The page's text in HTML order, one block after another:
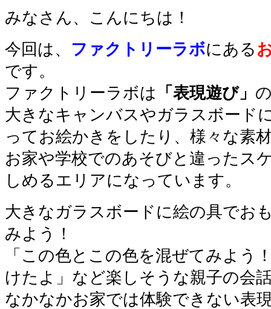
みなさん、こんにちは！
今回は、 ファクトリーラボにある
です。
ファクトリーラボは 「表現遊び」
大きなキャンバスやガラスボード
ってお絵かきをしたり、様々な素
お家や学校でのあそびと違ったス
しめるエリアになっています。
大きなガラスボードに絵の具でお
みよう！
「この色とこの色を混ぜてみよう
けたよ」など楽しそうな親子の会
なかなかお家では体験できない表